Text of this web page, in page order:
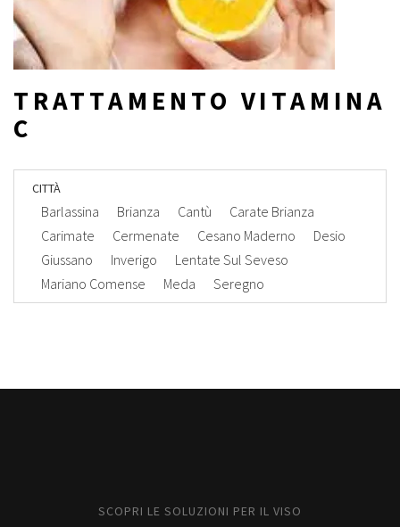
TRATTAMENTO VITAMINA
C
CITTÀ
Barlassina Brianza Cantù
Carate Brianza
Carimate
Cermenate Cesano Maderno
Desio
Giussano
Inverigo
Lentate Sul Seveso
Mariano Comense
Meda Seregno
SCOPRI LE SOLUZIONI PER IL VISO